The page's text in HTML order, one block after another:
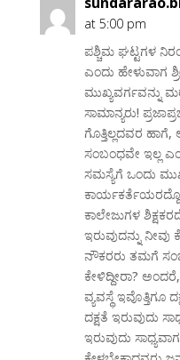
at 5:00 pm
ಪಶ್ಚಿಮ ಘಟ್ಟಗಳ
ಎಂದು ಹೇಳುವಾಗ
ಮುಖ್ಯವರ್ಗವನ್ನು
ಸಾಮಾನ್ಯರು!
ಗೊತ್ತಿಲ್ಲದವರ
ಸಂಬಂಧವೇ ಇಲ್ಲ
ಸಮಸ್ಯೆಗೆ ಒಂದು
ಕಾಲೇಜುಗಳ
ಇರುವುದನ್ನು ನೀವು
ನೌಕರರು ತಮಗೆ
ಕೇಳಿದ್ದೀರಾ?
ವ್ಯವಸ್ಥೆ ಇವೊತ್ತಿಗೂ
ದಕ್ಷತೆ ಇರುವುದು
ಇರುವುದು